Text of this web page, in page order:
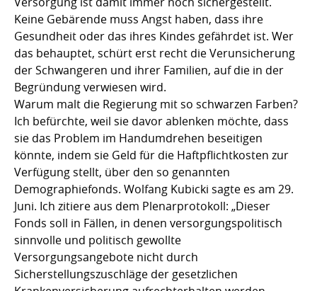
Keine Gebärende muss Angst haben, dass ihre
Gesundheit oder das ihres Kindes gefährdet ist. Wer
das behauptet, schürt erst recht die Verunsicherung
der Schwangeren und ihrer Familien, auf die in der
Begründung verwiesen wird.
Warum malt die Regierung mit so schwarzen Farben?
Ich befürchte, weil sie davor ablenken möchte, dass
sie das Problem im Handumdrehen beseitigen
könnte, indem sie Geld für die Haftpflichtkosten zur
Verfügung stellt, über den so genannten
Demographiefonds. Wolfang Kubicki sagte es am 29.
Juni. Ich zitiere aus dem Plenarprotokoll: „Dieser
Fonds soll in Fällen, in denen versorgungspolitisch
sinnvolle und politisch gewollte
Versorgungsangebote nicht durch
Sicherstellungszuschläge der gesetzlichen